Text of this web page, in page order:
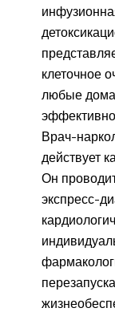
клеточное
любые
Врач-
действует
Он
экспресс-